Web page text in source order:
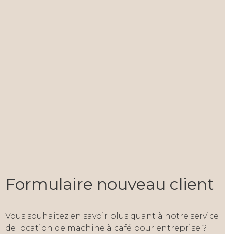
Formulaire nouveau client
Vous souhaitez en savoir plus quant à notre service
de location de machine à café pour entreprise ?